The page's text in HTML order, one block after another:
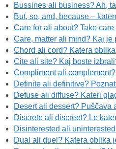
Bussines ali business? Ah,
But, so, and, because –
Care for ali about? Take
Care, matter ali mind? Kaj je
Chord ali cord? Katera
Cite ali site? Kaj boste
Compliment ali
Definite ali definitive?
Defuse ali diffuse? Kateri
Desert ali dessert? Puščava
Discrete ali discreet? Le
Disinterested ali
Dual ali duel? Katera oblika